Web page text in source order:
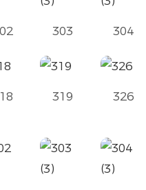
303 304
319 326